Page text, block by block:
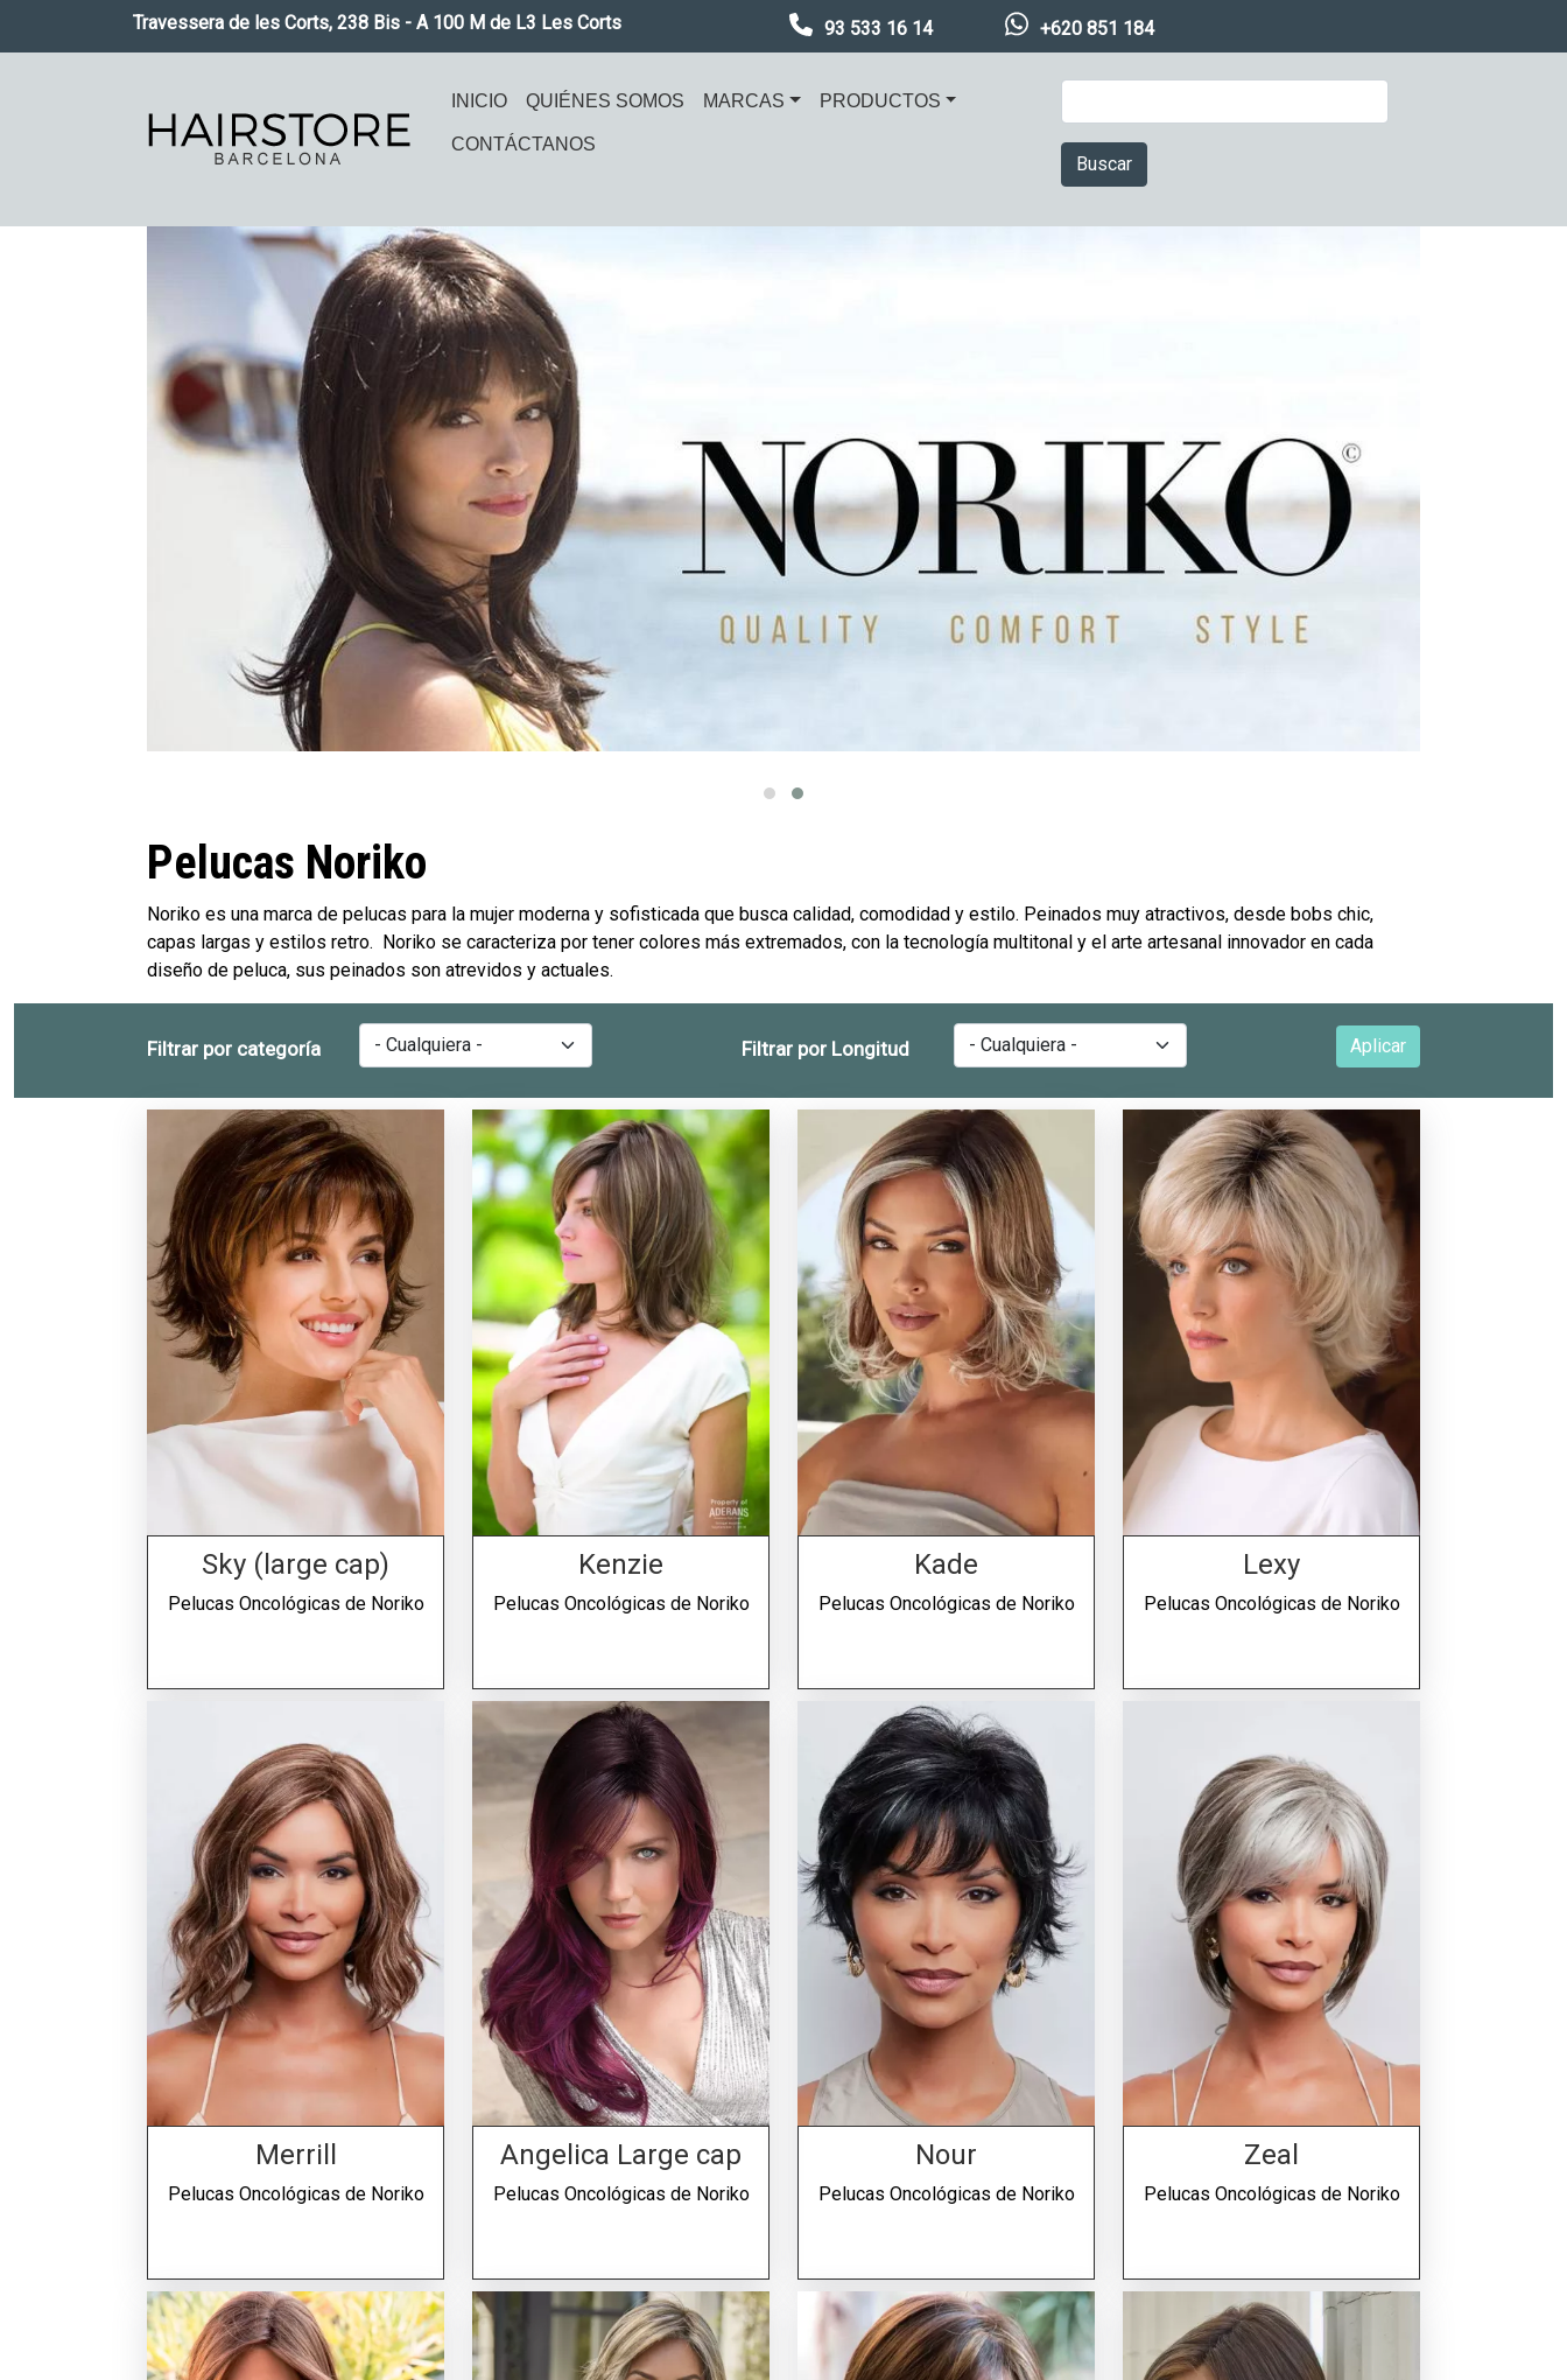
Pasar al contenido principalTravessera de les Corts, 238 Bis - A 100 M de L3 Les Corts 93 533 16 14 +620 851 184
Navegación principal
INICIO QUIÉNES SOMOS MARCAS PRODUCTOS
CONTÁCTANOS
Buscar
Pelucas Noriko
Noriko es una marca de pelucas para la mujer moderna y sofisticada que busca calidad, comodidad y estilo. Peinados muy atractivos, desde bobs chic,
capas largas y estilos retro. Noriko se caracteriza por tener colores más extremados, con la tecnología multitonal y el arte artesanal innovador en cada
diseño de peluca, sus peinados son atrevidos y actuales.
Filtrar por categoría Filtrar por Longitud Aplicar
Sky (large cap)
Pelucas Oncológicas de Noriko
Kenzie
Pelucas Oncológicas de Noriko
Kade
Pelucas Oncológicas de Noriko
Lexy
Pelucas Oncológicas de Noriko
Merrill
Pelucas Oncológicas de Noriko
Angelica Large cap
Pelucas Oncológicas de Noriko
Nour
Pelucas Oncológicas de Noriko
Zeal
Pelucas Oncológicas de Noriko